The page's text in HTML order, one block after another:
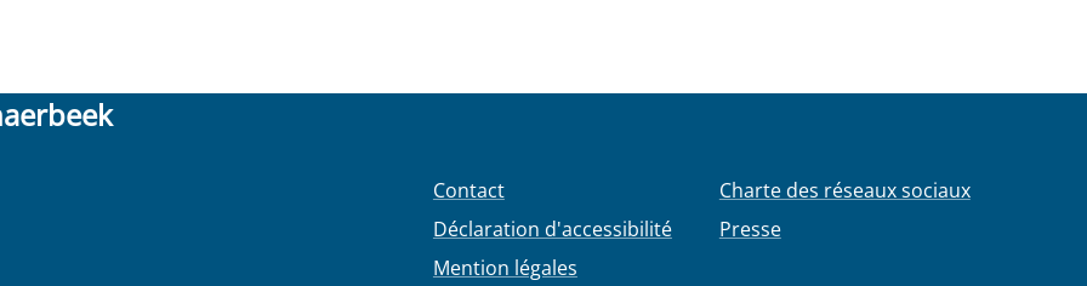
Contact
Déclaration d'accessibilité
Mention légales
Charte des réseaux sociaux
Presse